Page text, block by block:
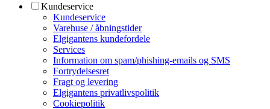
Kundeservice
Kundeservice
Varehuse / åbningstider
Elgigantens kundefordele
Services
Information om spam/phishing-emails og SMS
Fortrydelsesret
Fragt og levering
Elgigantens privatlivspolitik
Cookiepolitik